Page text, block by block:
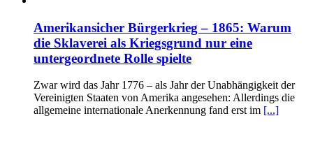
Amerikansicher Bürgerkrieg – 1865: Warum
die Sklaverei als Kriegsgrund nur eine
untergeordnete Rolle spielte
Zwar wird das Jahr 1776 – als Jahr der Unabhängigkeit der
Vereinigten Staaten von Amerika angesehen: Allerdings die
allgemeine internationale Anerkennung fand erst im [...]